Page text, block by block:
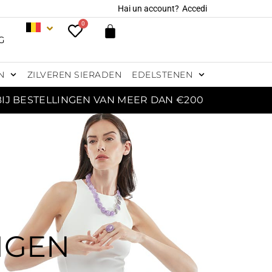
Hai un account? Accedi
0
ZILVEREN SIERADEN EDELSTENEN
BESTELLINGEN VAN MEER DAN €200